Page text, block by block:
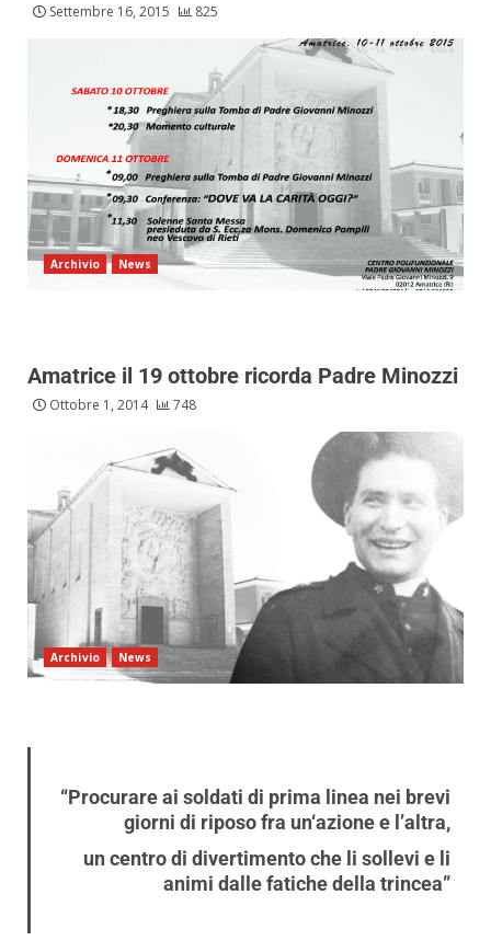
Settembre 16, 2015 825
Archivio News
Amatrice il 19 ottobre ricorda Padre Minozzi
Ottobre 1, 2014 748
Archivio News
“Procurare ai soldati di prima linea nei brevi
giorni di riposo fra un‘azione e l’altra,
un centro di divertimento che li sollevi e li
animi dalle fatiche della trincea”